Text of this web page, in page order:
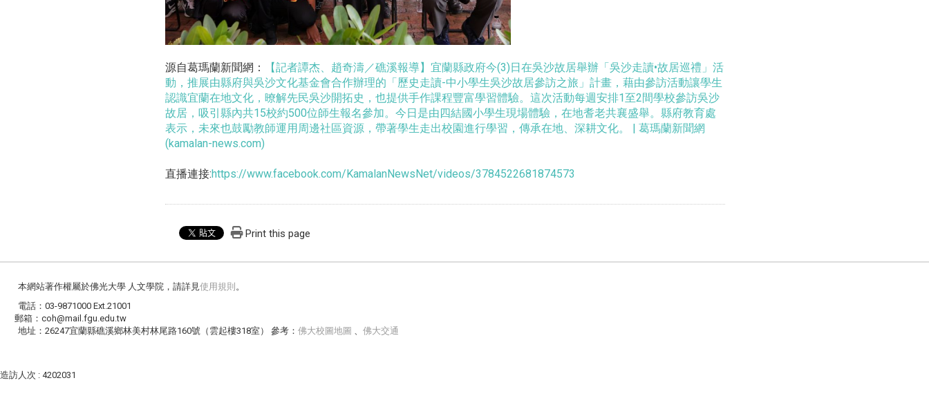
源自葛瑪蘭新聞網：
【記者譚杰、趙奇濤／礁溪報導】宜蘭縣政府今(3)日在吳沙故居舉辦「吳沙走讀•故居巡禮」活
動，推展由縣府與吳沙文化基金會合作辦理的「歷史走讀-中小學生吳沙故居參訪之旅」計畫，藉由參訪活動讓學生
認識宜蘭在地文化，暸解先民吳沙開拓史，也提供手作課程豐富學習體驗。這次活動每週安排1至2間學校參訪吳沙
故居，吸引縣內共15校約500位師生報名參加。今日是由四結國小學生現場體驗，在地耆老共襄盛舉。縣府教育處
表示，未來也鼓勵教師運用周邊社區資源，帶著學生走出校園進行學習，傳承在地、深耕文化。 | 葛瑪蘭新聞網
(kamalan-news.com)
直播連接:https://www.facebook.com/KamalanNewsNet/videos/3784522681874573
Print this page
本網站著作權屬於佛光大學 人文學院，請詳見 使用規則 。
電話：03-9871000 Ext.21001
郵箱：coh@mail.fgu.edu.tw
地址：26247宜蘭縣礁溪鄉林美村林尾路160號（雲起樓318室） 參考： 佛大校圖地圖 佛大交通
造訪人次 : 4202031